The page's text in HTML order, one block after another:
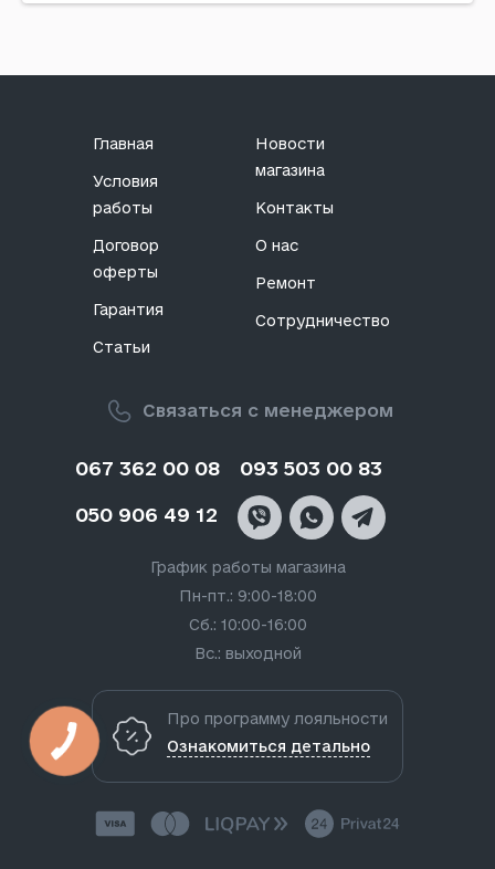
Связаться с менеджером
067 362 00 08 093 503 00 83
050 906 49 12
График работы магазина
Пн-пт.: 9:00-18:00
Сб.: 10:00-16:00
Вс.: выходной
Главная
Условия
работы
Договор
оферты
Гарантия
Статьи
Новости
магазина
Контакты
О нас
Ремонт
Сотрудничество
Про программу лояльности
Ознакомиться детально